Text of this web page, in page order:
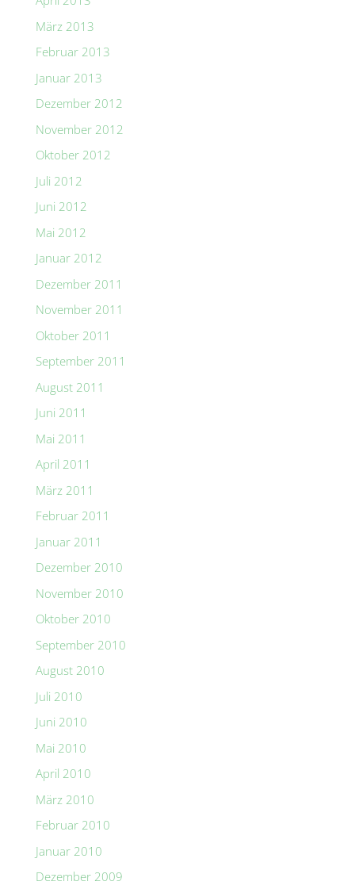
März 2013
Februar 2013
Januar 2013
Dezember 2012
November 2012
Oktober 2012
Juli 2012
Juni 2012
Mai 2012
Januar 2012
Dezember 2011
November 2011
Oktober 2011
September 2011
August 2011
Juni 2011
Mai 2011
April 2011
März 2011
Februar 2011
Januar 2011
Dezember 2010
November 2010
Oktober 2010
September 2010
August 2010
Juli 2010
Juni 2010
Mai 2010
April 2010
März 2010
Februar 2010
Januar 2010
Dezember 2009